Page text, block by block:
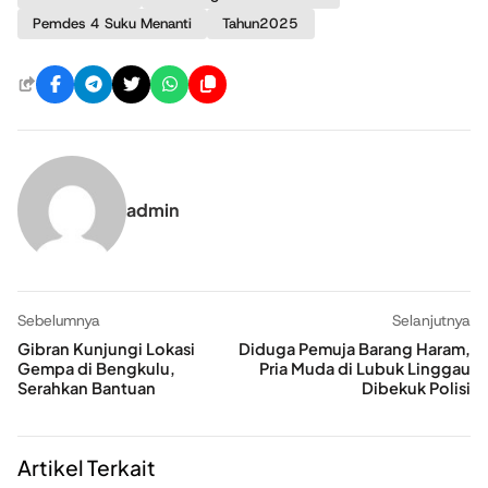
Pemdes 4 Suku Menanti
Tahun2025
admin
Sebelumnya
Gibran Kunjungi Lokasi
Gempa di Bengkulu,
Serahkan Bantuan
Selanjutnya
Diduga Pemuja Barang Haram,
Pria Muda di Lubuk Linggau
Dibekuk Polisi
Artikel Terkait